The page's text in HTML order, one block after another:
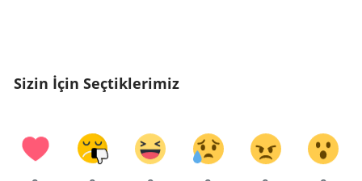
Sizin İçin Seçtiklerimiz